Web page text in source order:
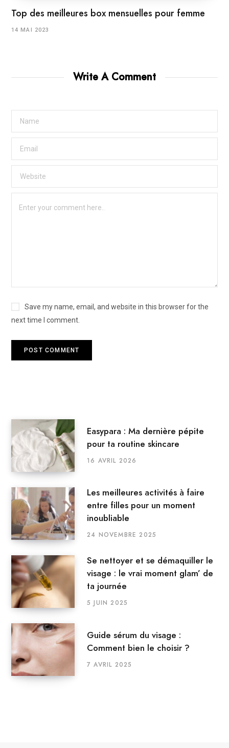
Top des meilleures box mensuelles pour femme
14 MAI 2023
Write A Comment
Save my name, email, and website in this browser for the
next time I comment.
Easypara : Ma dernière pépite
pour ta routine skincare
16 AVRIL 2026
Les meilleures activités à faire
entre filles pour un moment
inoubliable
24 NOVEMBRE 2025
Se nettoyer et se démaquiller le
visage : le vrai moment glam’ de
ta journée
5 JUIN 2025
Guide sérum du visage :
Comment bien le choisir ?
7 AVRIL 2025